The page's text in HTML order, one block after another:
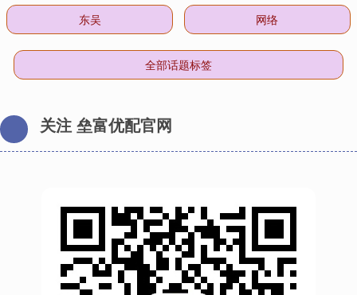
东吴 网络
全部话题标签
关注 垒富优配官网